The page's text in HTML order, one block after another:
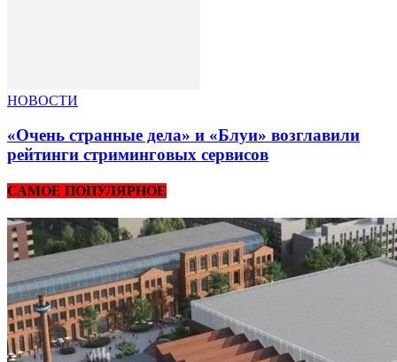
НОВОСТИ
«Очень странные дела» и «Блуи» возглавили
рейтинги стриминговых сервисов
САМОЕ ПОПУЛЯРНОЕ